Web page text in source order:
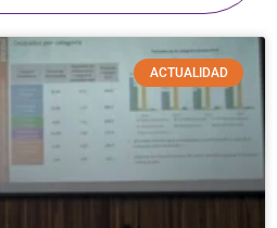
ACTUALIDAD